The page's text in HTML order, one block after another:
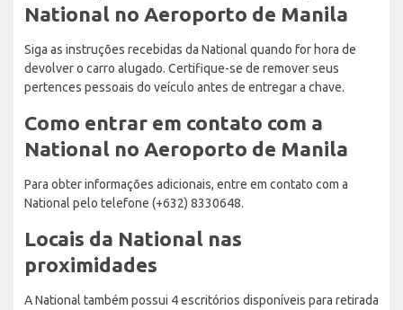
National no Aeroporto de Manila
Siga as instruções recebidas da National quando for hora de
devolver o carro alugado. Certifique-se de remover seus
pertences pessoais do veículo antes de entregar a chave.
Como entrar em contato com a
National no Aeroporto de Manila
Para obter informações adicionais, entre em contato com a
National pelo telefone (+632) 8330648.
Locais da National nas
proximidades
A National também possui 4 escritórios disponíveis para retirada